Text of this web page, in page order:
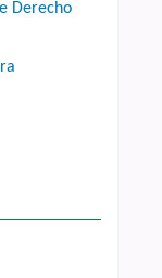
Derecho